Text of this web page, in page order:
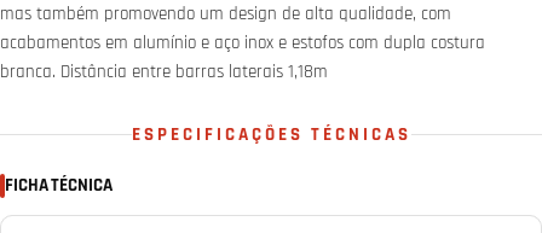
mas também promovendo um design de alta qualidade, com
acabamentos em alumínio e aço inox e estofos com dupla costura
branca. Distância entre barras laterais 1,18m
ESPECIFICAÇÕES TÉCNICAS
FICHA TÉCNICA